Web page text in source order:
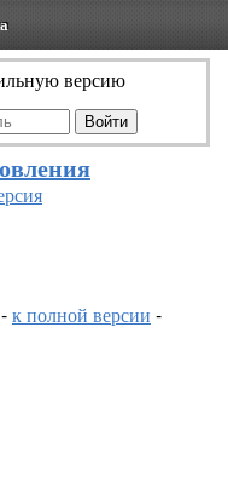
версию
-к полной версии -